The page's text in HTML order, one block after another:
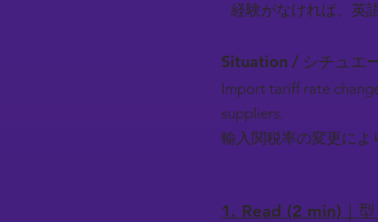
経験がなければ、英
Situation / シチュエ
Import tariff rate
suppliers.
輸入関税率の変更によ
1. Read (2 min)｜